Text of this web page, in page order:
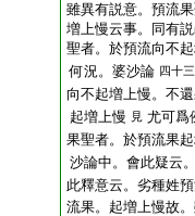
雖異有説意。預流
増上慢云事。同有
聖者。於預流向不
何況。婆沙論 四十三
向不起増上慢。不
起増上慢 見 尤可爲
果聖者。於預流果
沙論中。會此疑云
此釋意云。劣種姓
流果。起増上慢故